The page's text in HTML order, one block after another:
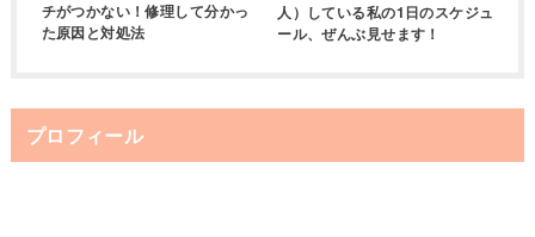
チがつかない！修理して分かっ
た原因と対処法
人）している私の1日のスケジュ
ール、ぜんぶ見せます！
プロフィール